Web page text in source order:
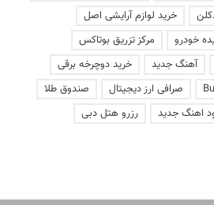
خرید لوازم آرایشی اصل
خودرو
مرکز تزریق بوتاکس
آهنگ جدید
خرید دوچرخه برقی
صرافی ارز دیجیتال
صندوق طلا
اهنگ جدید
رزرو هتل دبی